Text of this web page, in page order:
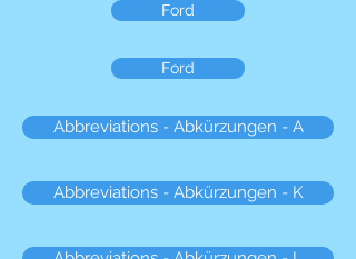
Ford
Ford
Abbreviations - Abkürzungen - A
Abbreviations - Abkürzungen - K